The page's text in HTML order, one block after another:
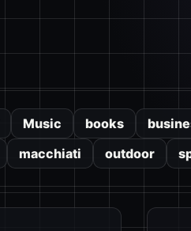
Music books
macchiati outdoor